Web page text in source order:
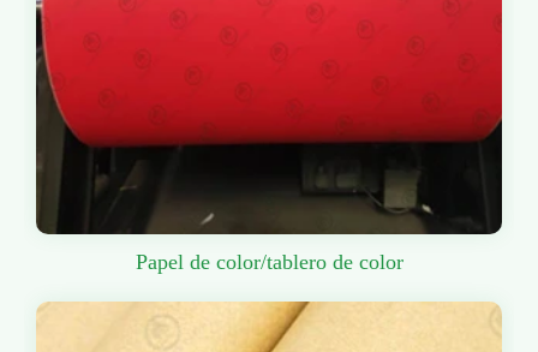
Papel de color/tablero de color